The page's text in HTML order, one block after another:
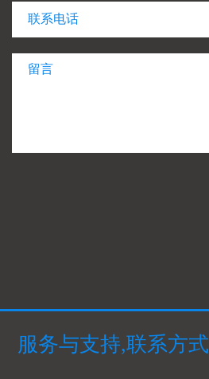
服务与支持,联系方式